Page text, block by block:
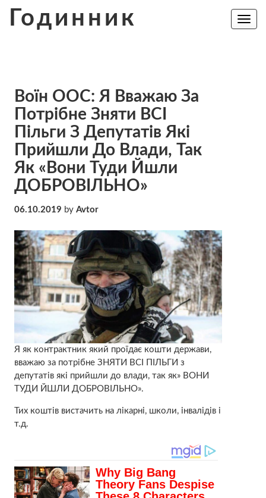
Годинник
Toggle
Воїн ООС: Я Вважаю За
Потрібне Зняти ВСІ
Пільги З Депутатів Які
Прийшли До Влади, Так
Як «Вони Туди Йшли
ДОБРОВІЛЬНО»
06.10.2019 by Avtor
Я як контрактник який проїдає кошти держави,
вважаю за потрібне ЗНЯТИ ВСІ ПІЛЬГИ з
депутатів які прийшли до влади, так як» ВОНИ
ТУДИ ЙШЛИ ДОБРОВІЛЬНО».
Тих коштів вистачить на лікарні, школи, інвалідів і
т.д.